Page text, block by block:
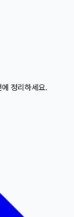
에 정리하세요.